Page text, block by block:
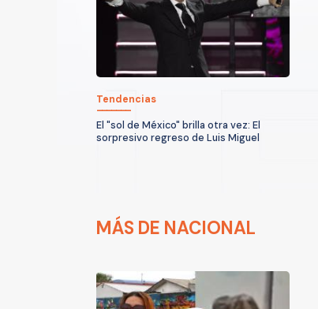
Tendencias
El "sol de México" brilla otra vez: El
sorpresivo regreso de Luis Miguel
MÁS DE NACIONAL